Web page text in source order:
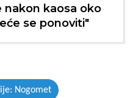
nakon kaosa oko
se ponoviti"
Nogomet